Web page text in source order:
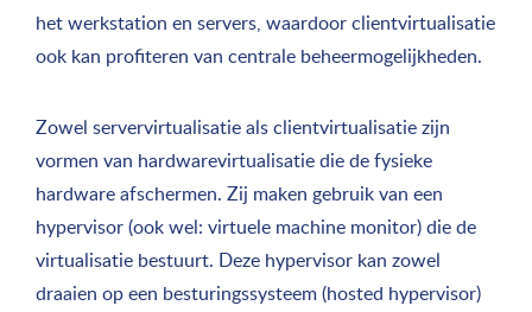
het werkstation en servers, waardoor clientvirtualisatie
ook kan profiteren van centrale beheermogelijkheden.
Zowel servervirtualisatie als clientvirtualisatie zijn
vormen van hardwarevirtualisatie die de fysieke
hardware afschermen. Zij maken gebruik van een
hypervisor (ook wel: virtuele machine monitor) die de
virtualisatie bestuurt. Deze hypervisor kan zowel
draaien op een besturingssysteem (hosted hypervisor)